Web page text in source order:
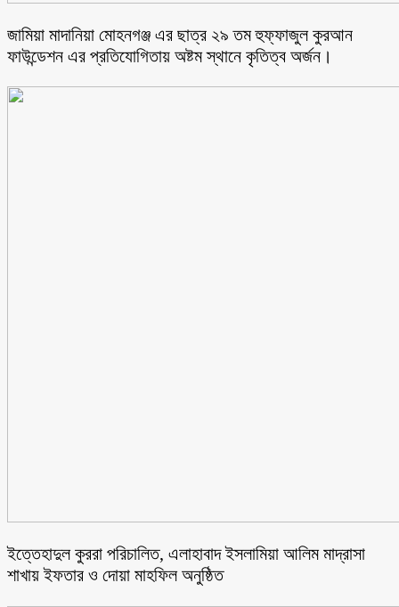
জামিয়া মাদানিয়া মোহনগঞ্জ এর ছাত্র ২৯ তম হুফ্ফাজুল কুরআন
ফাউন্ডেশন এর প্রতিযোগিতায় অষ্টম স্থানে কৃতিত্ব অর্জন।
ইত্তেহাদুল কুররা পরিচালিত, এলাহাবাদ ইসলামিয়া আলিম মাদ্রাসা
শাখায় ইফতার ও দোয়া মাহফিল অনুষ্ঠিত